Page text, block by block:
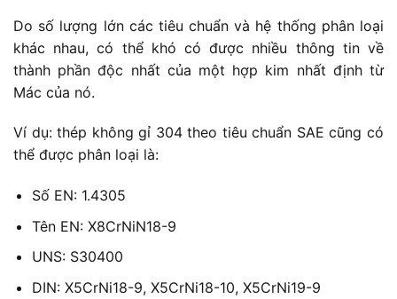
Do số lượng lớn các tiêu chuẩn và hệ thống phân loại
khác nhau, có thể khó có được nhiều thông tin về
thành phần độc nhất của một hợp kim nhất định từ
Mác của nó.
Ví dụ: thép không gỉ 304 theo tiêu chuẩn SAE cũng có
thể được phân loại là:
Số EN: 1.4305
Tên EN: X8CrNiN18-9
UNS: S30400
DIN: X5CrNi18-9, X5CrNi18-10, X5CrNi19-9